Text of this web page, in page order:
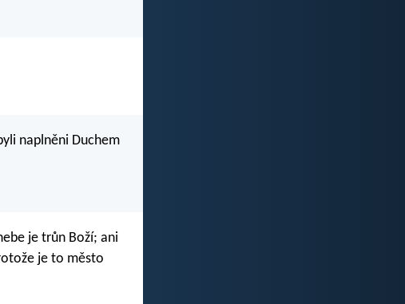
naplněni Duchem
je trůn Boží; ani
je to město